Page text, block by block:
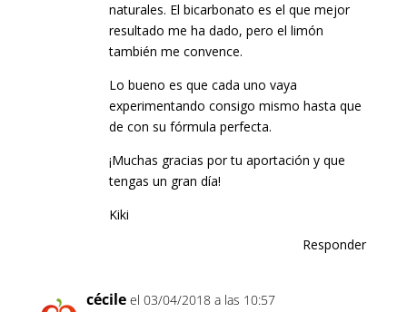
naturales. El bicarbonato es el que mejor
resultado me ha dado, pero el limón
también me convence.
Lo bueno es que cada uno vaya
experimentando consigo mismo hasta que
de con su fórmula perfecta.
¡Muchas gracias por tu aportación y que
tengas un gran día!
Kiki
Responder
cécile el 03/04/2018 a las 10:57